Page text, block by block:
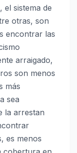
el sistema de
otras, son
encontrar las
arraigado,
son menos
más
sea
la arrestan
es menos